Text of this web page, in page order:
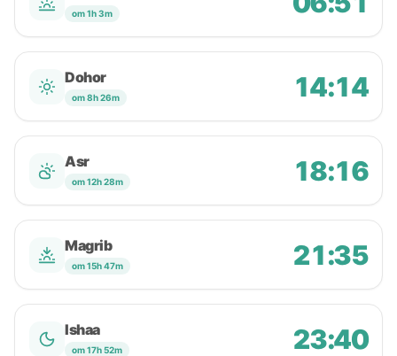
om 1h 3m
Dohor
om 8h 26m 14:14
Asr
om 12h 28m 18:16
Magrib
om 15h 47m 21:35
Ishaa
om 17h 52m 23:40